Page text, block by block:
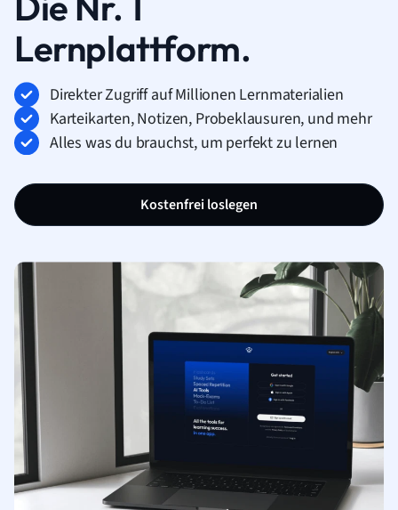
Lernplattform.
Direkter Zugriff auf Millionen Lernmaterialien
Karteikarten, Notizen, Probeklausuren, und mehr
Alles was du brauchst, um perfekt zu lernen
Kostenfrei loslegen